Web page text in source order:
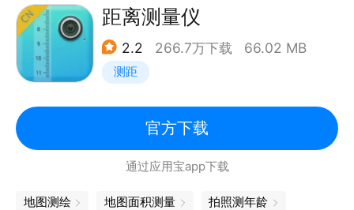
让你及时了解车辆情况
【深度测评】：数百位业内大咖入驻，海量专业的测评
内容帮你选车轻松做决定
【用车服务】：特惠加油，保险业务在线办理
骑行生活的精彩。
同城、约跑、问答、投票，二手车，闲置交易专区满足
【装备商城】：数千款摩托车国内外知名品牌装备在线
距离测量仪
2.2 266.7万下载 66.02 MB
测距
官方下载
通过应用宝app下载
地图测绘 地图面积测量 拍照测年龄